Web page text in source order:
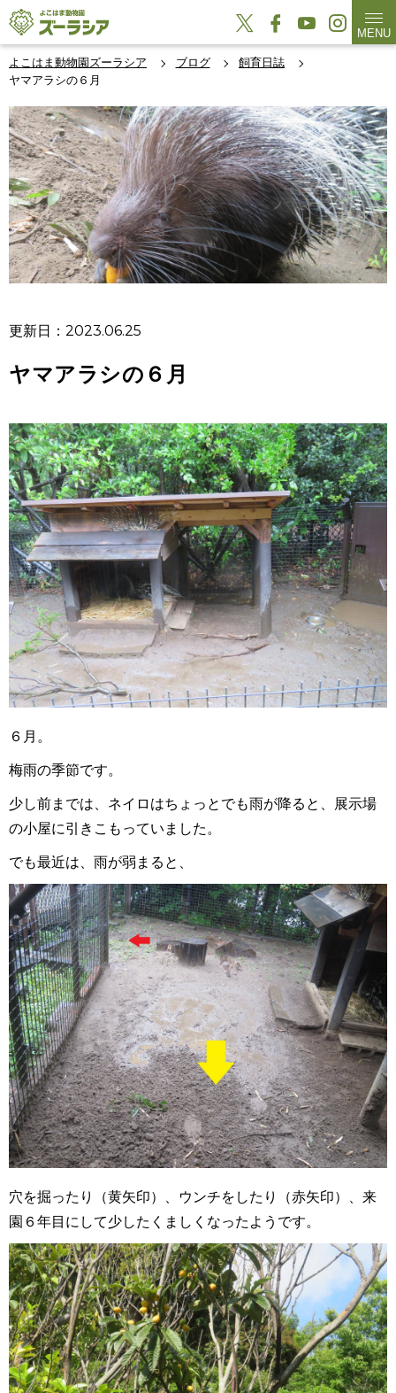
MENU
よこはま動物園ズーラシア ブログ
飼育日誌
ヤマアラシの６月
更新日：2023.06.25
ヤマアラシの６月
６月。
梅雨の季節です。
少し前までは、ネイロはちょっとでも雨が降ると、展示場
の小屋に引きこもっていました。
でも最近は、雨が弱まると、
穴を掘ったり（黄矢印）、ウンチをしたり（赤矢印）、来
園６年目にして少したくましくなったようです。